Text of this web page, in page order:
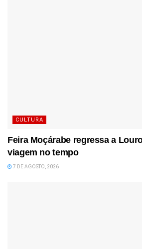
CULTURA
Feira Moçárabe regressa a
viagem no tempo
7 DE AGOSTO, 2026